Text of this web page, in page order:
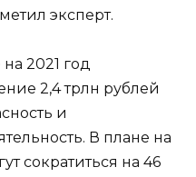
эксперт.
2021 год
2,4 трлн рублей
и
В плане на
сократиться на 46